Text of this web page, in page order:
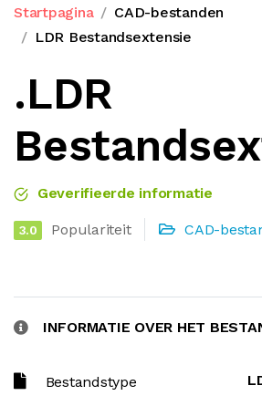
Startpagina
CAD-bestanden
LDR Bestandsextensie
.LDR
Geverifieerde informatie
3.0 Populariteit CAD-
INFORMATIE OVER HET
Bestandstype